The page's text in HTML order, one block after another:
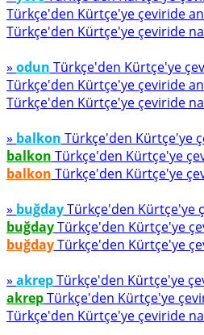
Türkçe'den Kürtçe'ye çeviride
Türkçe'den Kürtçe'ye çeviride
» odun Türkçe'den Kürtçe'ye
Türkçe'den Kürtçe'ye çeviride
Türkçe'den Kürtçe'ye çeviride
» balkon Türkçe'den Kürtçe'ye
balkon Türkçe'den Kürtçe'ye
balkon Türkçe'den Kürtçe'ye
» buğdayTürkçe'den Kürtçe'ye
buğdayTürkçe'den Kürtçe'ye
buğdayTürkçe'den Kürtçe'ye
» akrepTürkçe'den Kürtçe'ye
akrepTürkçe'den Kürtçe'ye
Türkçe'den Kürtçe'ye çeviride